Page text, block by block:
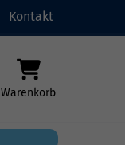
Kontakt
Warenkorb